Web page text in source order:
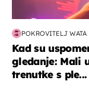
POKROVITELJ WATA
Kad su
gledanje: Mali
trenutke s ple...